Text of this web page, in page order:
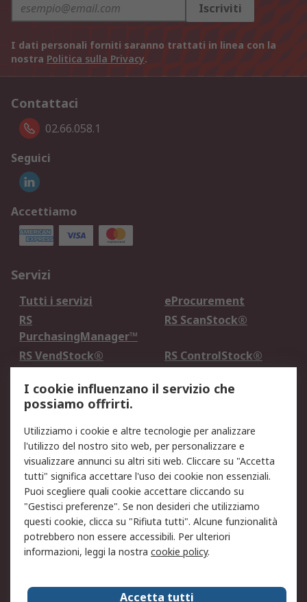
Iscriviti
I dati personali forniti saranno trattati in linea con la
nostra Politica sulla Privacy.
Contattaci
02.66.058.1
Seguici
Accettiamo
Servizi
Tutti i servizi
eProcurement
RS
PurchasingManager™
RS ScanStock®
RS VendStock®
RS ControlStock®
Legale
Informativa Cookie
Informativa Privacy -
Aggiornata
Email Security
Termini d'uso
Condizioni di vendita
Condizioni generali di
servizio
Etica e responsabilità
Chi Siamo
Chi Siamo
Contattaci
I cookie influenzano il servizio che
possiamo offrirti.
Utilizziamo i cookie e altre tecnologie per analizzare
l'utilizzo del nostro sito web, per personalizzare e
visualizzare annunci su altri siti web. Cliccare su "Accetta
tutti" significa accettare l'uso dei cookie non essenziali.
Puoi scegliere quali cookie accettare cliccando su
"Gestisci preferenze". Se non desideri che utilizziamo
questi cookie, clicca su "Rifiuta tutti". Alcune funzionalità
potrebbero non essere accessibili. Per ulteriori
informazioni, leggi la nostra cookie policy.
Accetta tutti